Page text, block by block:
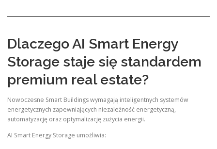
Dlaczego AI Smart Energy
Storage staje się standardem
premium real estate?
Nowoczesne Smart Buildings wymagają inteligentnych systemów
energetycznych zapewniających niezależność energetyczną,
automatyzację oraz optymalizację zużycia energii.
AI Smart Energy Storage umożliwia: